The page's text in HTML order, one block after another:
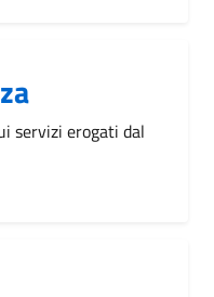
servizi erogati dal